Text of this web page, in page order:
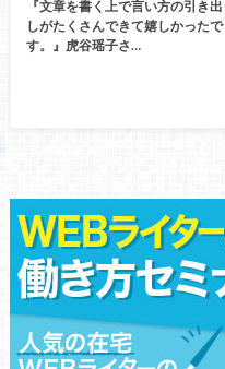
『文章を書く上で言い方の引き出
しがたくさんできて嬉しかったで
す。』虎谷瑶子さ…